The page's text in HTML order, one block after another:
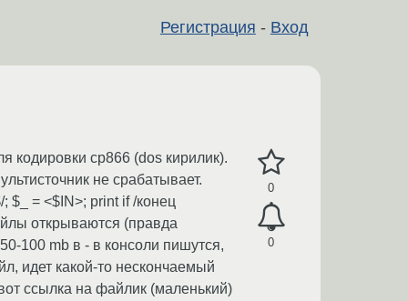
Регистрация - Вход
0
0
кодировки cp866 (dos кирилик).
не срабатывает.
$_ = <$IN>; print if /конец
открываются (правда
100 mb в - в консоли пишутся,
идет какой-то нескончаемый
ссылка на файлик (маленький)